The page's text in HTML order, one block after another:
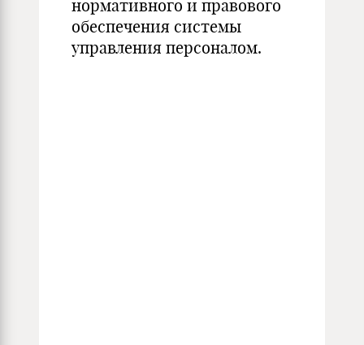
нормативного и правового
обеспечения системы
управления персоналом.